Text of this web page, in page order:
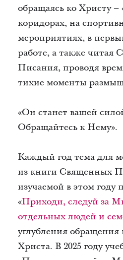
обращаясь ко Христу
коридорах, на
мероприятиях, в
работе, а также читая
Писания, проводя
тихие моменты
«Он станет вашей
Обращайтесь к Нему».
Каждый год тема для
из книги Священных
изучаемой в этом году
«Приходи, следуй за
отдельных людей и
углубления обращения
Христа. В 2025 году